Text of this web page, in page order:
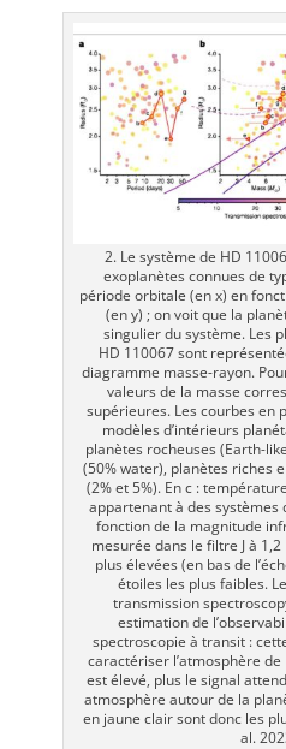
2. Le système de HD
exoplanètes connues de
période orbitale (en x) en
(en y) ; on voit que la
singulier du système. Les
HD 110067 sont
diagramme masse-rayon.
valeurs de la masse
supérieures. Les courbes en
modèles d’intérieurs
planètes rocheuses (Earth-
(50% water), planètes riches
(2% et 5%). En c :
appartenant à des systèmes
fonction de la magnitude
mesurée dans le filtre J à
plus élevées (en bas de
étoiles les plus faibles.
transmission
estimation de
spectroscopie à transit :
caractériser l’atmosphère de
est élevé, plus le signal
atmosphère autour de la
en jaune clair sont donc les
al.